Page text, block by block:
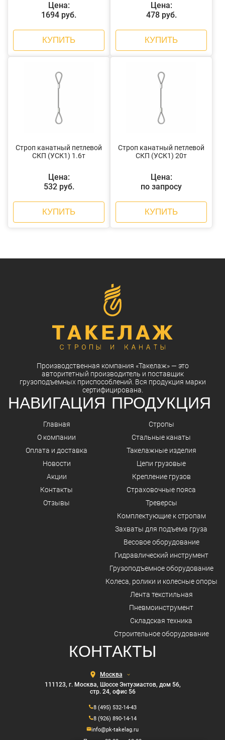
Цена:
1694 руб.
КУПИТЬ
Цена:
478 руб.
КУПИТЬ
Строп канатный петлевой
СКП (УСК1) 1.6т
Цена:
532 руб.
КУПИТЬ
Строп канатный петлевой
СКП (УСК1) 20т
Цена:
по запросу
КУПИТЬ
Производственная компания «Такелаж»— это
авторитетный производитель и поставщик
грузоподъемных приспособлений. Вся продукция марки
сертифицирована.
НАВИГАЦИЯ
Главная
О компании
Оплата и доставка
Новости
Акции
Контакты
Отзывы
ПРОДУКЦИЯ
Стропы
Стальные канаты
Такелажные изделия
Цепи грузовые
Крепление грузов
Страховочные пояса
Треверсы
Комплектующие к стропам
Захваты для подъема груза
Весовое оборудование
Гидравлический инструмент
Грузоподъемное оборудование
Колеса, ролики и колесные опоры
Лента текстильная
Пневмоинструмент
Складская техника
Строительное оборудование
КОНТАКТЫ
Выберите
город
111123, г. Москва, Шоссе Энтузиастов, дом 56,
стр. 24, офис 56
info@pk-takelag.ru
8 (495) 532-14-43
8 (926) 890-14-14